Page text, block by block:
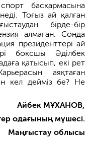
басқармасына
Тоғыз ай қалған
бірде-бір
алмаған. Сонда
президенттері ай
боксшы Әділбек
қатысып, екі рет
аяқтаған
кел дейміз бе? Не
Айбек МҰХАНОВ,
одағының мүшесі.
Маңғыстау облысы